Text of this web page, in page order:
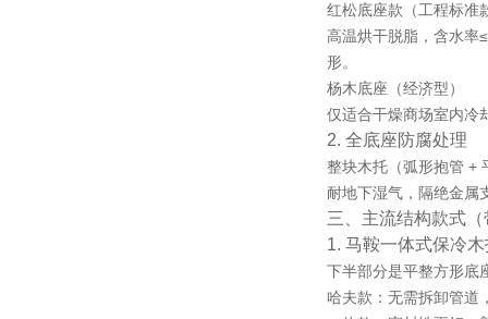
红松底座款（工程标准
高温烘干脱脂，含水率
形。
杨木底座（经济型）
仅适合干燥商场室内冷
2. 全底座防腐处理
整块木托（弧形抱管 +
耐地下湿气，隔绝金属
三、主流结构款式
1. 马鞍一体式保冷
下半部分是平整方形底
哈夫款：无需拆卸管道